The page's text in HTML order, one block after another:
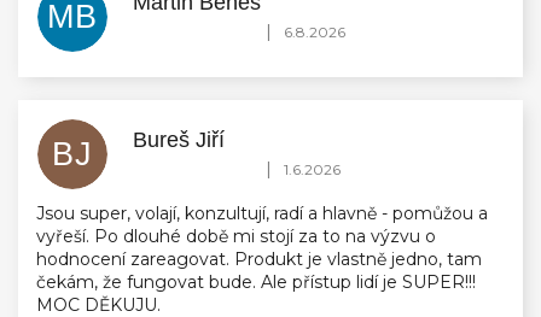
MB Hodnocení obchodu je 5 z 5 hvězdiček.
| 6.8.2026
BJ Bureš Jiří
Hodnocení obchodu je 5 z 5 hvězdiček.
| 1.6.2026
Jsou super, volají, konzultují, radí a hlavně - pomůžou a
vyřeší. Po dlouhé době mi stojí za to na výzvu o
hodnocení zareagovat. Produkt je vlastně jedno, tam
čekám, že fungovat bude. Ale přístup lidí je SUPER!!!
MOC DĚKUJU.